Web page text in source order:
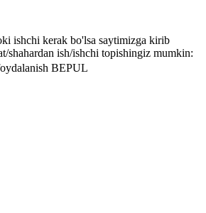
ishchi kerak bo'lsa saytimizga kirib
shahardan ish/ishchi topishingiz mumkin:
BEPUL